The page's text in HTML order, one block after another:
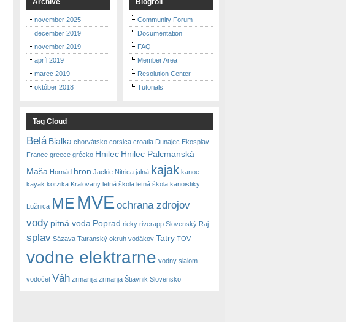
november 2025
december 2019
november 2019
apríl 2019
marec 2019
október 2018
Community Forum
Documentation
FAQ
Member Area
Resolution Center
Tutorials
Tag Cloud
Belá Bialka chorvátsko corsica croatia Dunajec Ekosplav
France greece grécko Hnilec Hnilec Palcmanská
Maša Hornád hron Jackie Nitrica jalná kajak kanoe
kayak korzika Kralovany letná škola letná škola kanoistiky
Lužnica ME MVE ochrana zdrojov
vody pitná voda Poprad rieky riverapp Slovenský Raj
splav Sázava Tatranský okruh vodákov Tatry TOV
vodne elektrarne vodny slalom
vodočet Váh zrmanija zrmanja Štiavnik Slovensko